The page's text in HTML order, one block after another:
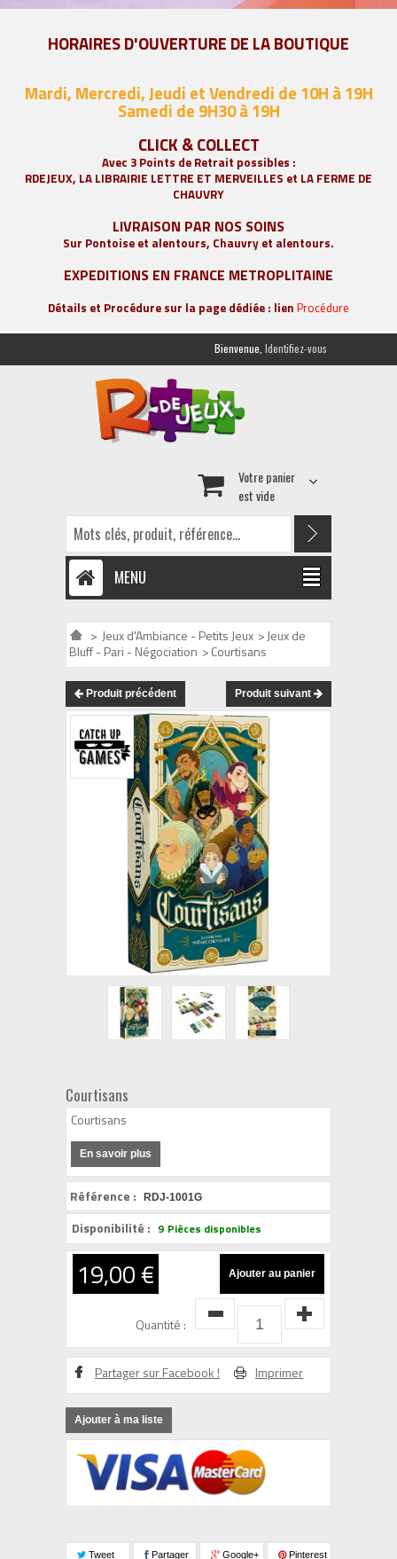
HORAIRES D'OUVERTURE DE LA BOUTIQUE
Mardi, Mercredi, Jeudi et Vendredi de 10H à 19H
Samedi de 9H30 à 19H
CLICK & COLLECT
Avec 3 Points de Retrait possibles :
RDEJEUX, LA LIBRAIRIE LETTRE ET MERVEILLES et LA FERME DE
CHAUVRY
LIVRAISON PAR NOS SOINS
Sur Pontoise et alentours, Chauvry et alentours.
EXPEDITIONS EN FRANCE METROPLITAINE
Détails et Procédure sur la page dédiée : lien Procédure
Bienvenue, Identifiez-vous
Votre panier
est vide
MENU
> Jeux d'Ambiance - Petits Jeux >Jeux de
Bluff - Pari - Négociation >Courtisans
Produit précédent Produit suivant
Courtisans
Courtisans
En savoir plus
Référence : RDJ-1001G
Disponibilité : 9 Pièces disponibles
19,00 €
Quantité :
Partager sur Facebook ! Imprimer
Ajouter à ma liste
Tweet Partager Google+ Pinterest